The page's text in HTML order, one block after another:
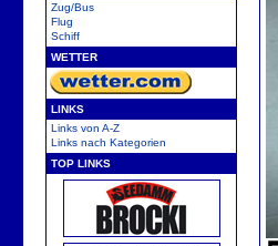
Zug/Bus
Flug
Schiff
WETTER
LINKS
Links von A-Z
Links nach Kategorien
TOP LINKS